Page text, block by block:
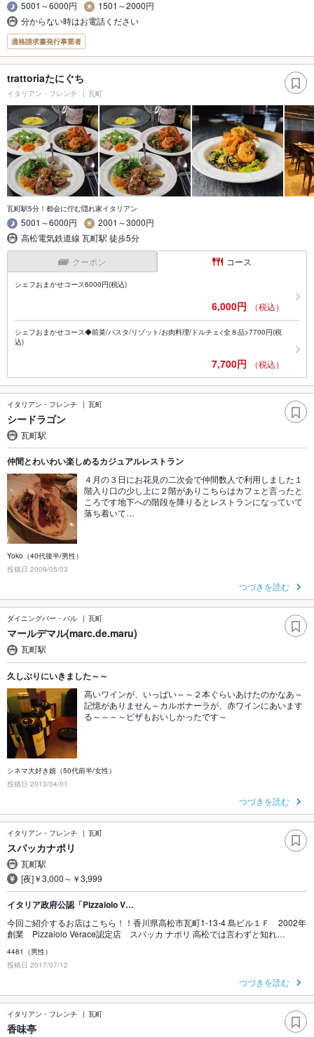
5001～6000円
1501～2000円
分からない時はお電話ください
適格請求書発行事業者
trattoriaたにぐち
イタリアン・フレンチ 瓦町
瓦町駅5分！都会に佇む隠れ家イタリアン
5001～6000円
2001～3000円
高松電気鉄道線 瓦町駅 徒歩5分
クーポン コース
シェフおまかせコース6000円(税込)
6,000円 （税込）
シェフおまかせコース◆前菜/パスタ/リゾット/お肉料理/ドルチェ<全８品>7700円(税
込)
7,700円 （税込）
イタリアン・フレンチ 瓦町
シードラゴン
瓦町駅
仲間とわいわい楽しめるカジュアルレストラン
４月の３日にお花見の二次会で仲間数人で利用しました１
階入り口の少し上に２階がありこちらはカフェと言ったと
ころです地下への階段を降りるとレストランになっていて
落ち着いて…
Yoko（40代後半/男性）
投稿日 2009/05/03
つづきを読む
ダイニングバー・バル 瓦町
マールデマル(marc.de.maru)
瓦町駅
久しぶりにいきました～～
高いワインが、いっぱい～～２本ぐらいあけたのかなあ～
記憶がありません～カルボナーラが、赤ワインにあいます
る～～～～ピザもおいしかったです～
シネマ大好き娘（50代前半/女性）
投稿日 2013/04/01
つづきを読む
イタリアン・フレンチ 瓦町
スパッカナポリ
瓦町駅
[夜]￥3,000～￥3,999
イタリア政府公認「Pizzaiolo V…
今回ご紹介するお店はこちら！！香川県高松市瓦町1-13-4 島ビル１Ｆ 2002年
創業 Pizzaiolo Verace認定店 スパッカ ナポリ 高松では言わずと知れ…
4481（男性）
投稿日 2017/07/12
つづきを読む
イタリアン・フレンチ 瓦町
香味亭